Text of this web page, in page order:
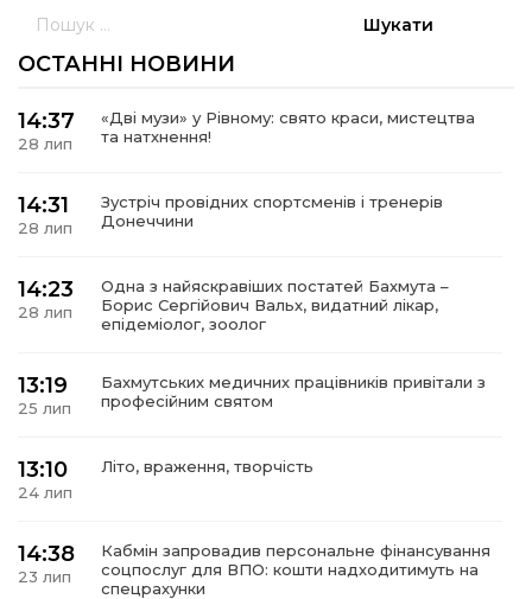
політика
місія
ОСТАННІ НОВИНИ
14:37
28 лип
«Дві музи» у Рівному: свято краси, мистецтва
та натхнення!
14:31
28 лип
Зустріч провідних спортсменів і тренерів
Донеччини
14:23
28 лип
Одна з найяскравіших постатей Бахмута –
Борис Сергійович Вальх, видатний лікар,
епідеміолог, зоолог
13:19
25 лип
Бахмутських медичних працівників привітали з
професійним святом
13:10
24 лип
Літо, враження, творчість
14:38
23 лип
Кабмін запровадив персональне фінансування
соцпослуг для ВПО: кошти надходитимуть на
спецрахунки